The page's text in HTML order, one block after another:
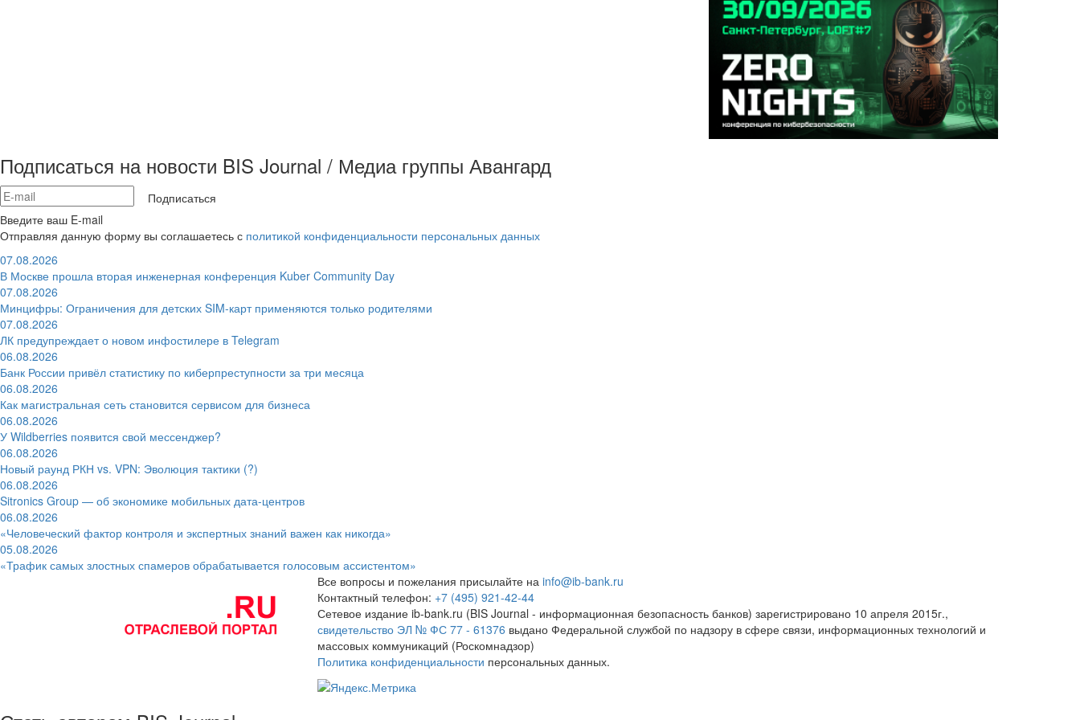
Подписаться на новости BIS Journal / Медиа группы Авангард
Подписаться
Введите ваш E-mail
Отправляя данную форму вы соглашаетесь с политикой конфиденциальности персональных данных
07.08.2026
В Москве прошла вторая инженерная конференция Kuber Community Day
07.08.2026
Минцифры: Ограничения для детских SIM-карт применяются только родителями
07.08.2026
ЛК предупреждает о новом инфостилере в Telegram
06.08.2026
Банк России привёл статистику по киберпреступности за три месяца
06.08.2026
Как магистральная сеть становится сервисом для бизнеса
06.08.2026
У Wildberries появится свой мессенджер?
06.08.2026
Новый раунд РКН vs. VPN: Эволюция тактики (?)
06.08.2026
Sitronics Group — об экономике мобильных дата-центров
06.08.2026
«Человеческий фактор контроля и экспертных знаний важен как никогда»
05.08.2026
«Трафик самых злостных спамеров обрабатывается голосовым ассистентом»
Все вопросы и пожелания присылайте на info@ib-bank.ru
Контактный телефон: +7 (495) 921-42-44
Сетевое издание ib-bank.ru (BIS Journal - информационная безопасность банков) зарегистрировано 10 апреля 2015г.,
свидетельство ЭЛ № ФС 77 - 61376 выдано Федеральной службой по надзору в сфере связи, информационных технологий и
массовых коммуникаций (Роскомнадзор)
Политика конфиденциальности персональных данных.